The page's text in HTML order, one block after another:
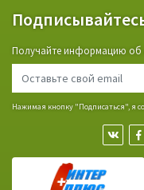
Получайте информацию об
Нажимая кнопку "Подписаться", я